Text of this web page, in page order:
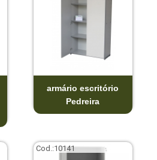
armário escritório
Pedreira
Cod.:10141